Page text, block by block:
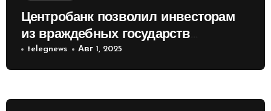
Центробанк позволил инвесторам
из враждебных государств
приобретать валюту
telegnews Авг 1, 2025